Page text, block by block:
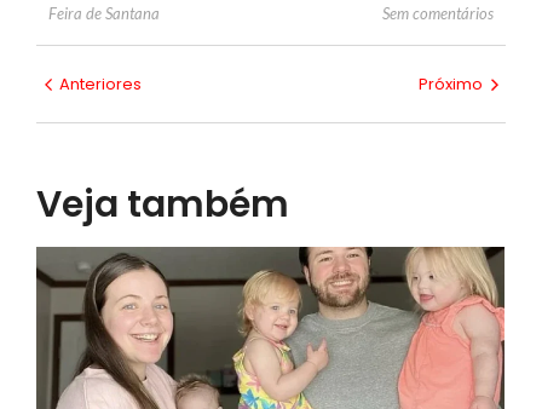
Feira de Santana Sem comentários
Anteriores Próximo
Veja também